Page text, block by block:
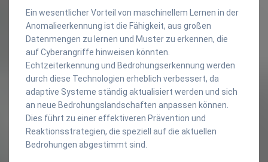
Ein wesentlicher Vorteil von maschinellem Lernen in der
Anomalieerkennung ist die Fähigkeit, aus großen
Datenmengen zu lernen und Muster zu erkennen, die
auf Cyberangriffe hinweisen könnten.
Echtzeiterkennung und Bedrohungserkennung werden
durch diese Technologien erheblich verbessert, da
adaptive Systeme ständig aktualisiert werden und sich
an neue Bedrohungslandschaften anpassen können.
Dies führt zu einer effektiveren Prävention und
Reaktionsstrategien, die speziell auf die aktuellen
Bedrohungen abgestimmt sind.